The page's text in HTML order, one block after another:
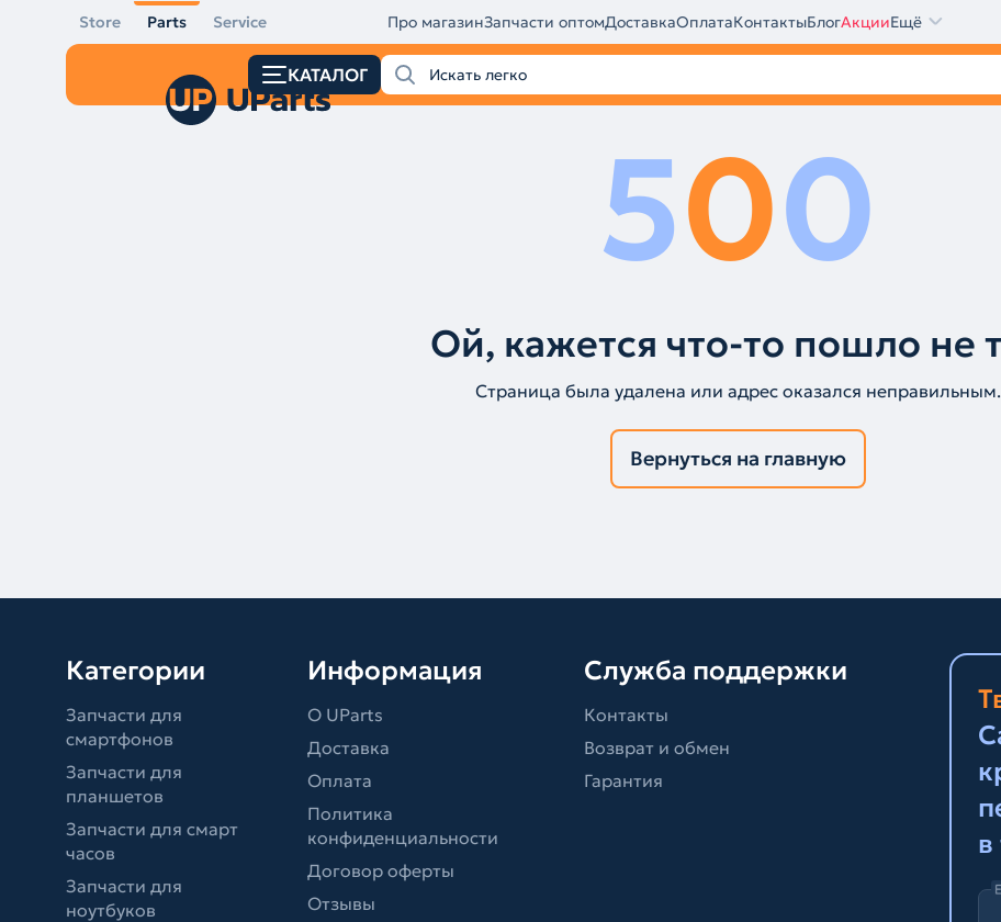
Store Parts Service Про магазинЗапчасти оптомДоставкаОплатаКонтактыБлогАкцииЕщё
КАТАЛОГ
500
Ой, кажется что-то пошло не
Страница была удалена или адрес оказался неправильным.
Вернуться на главную
Категории
Запчасти для
смартфонов
Запчасти для
планшетов
Запчасти для смарт
часов
Запчасти для
ноутбуков
Информация
О UParts
Доставка
Оплата
Политика
конфиденциальности
Договор оферты
Отзывы
Служба поддержки
Контакты
Возврат и обмен
Гарантия
в